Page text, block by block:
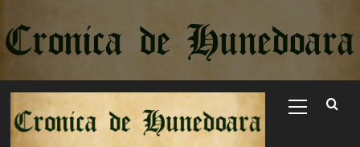
la
conținut
Menu